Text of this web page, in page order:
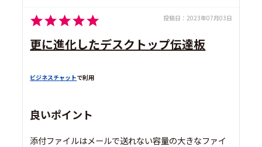
投稿日： 2023年07月03日
更に進化したデスクトップ伝達板
ビジネスチャットで利用
良いポイント
添付ファイルはメールで送れない容量の大きなファイ